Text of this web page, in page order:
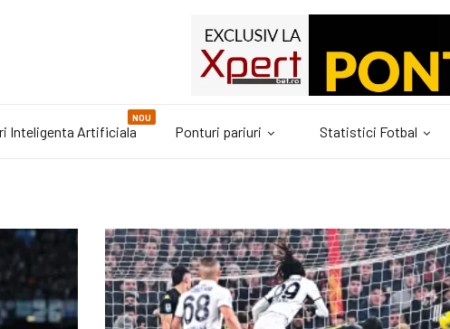
Inteligenta Artificiala
NOU
Ponturi pariuri Statistici Fotbal